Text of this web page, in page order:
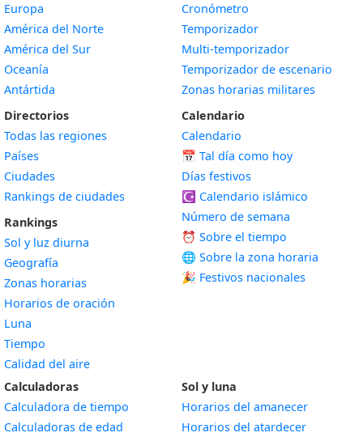
Europa
América del Norte
América del Sur
Oceanía
Antártida
Directorios
Todas las regiones
Países
Ciudades
Rankings de ciudades
Rankings
Sol y luz diurna
Geografía
Zonas horarias
Horarios de oración
Luna
Tiempo
Calidad del aire
Cronómetro
Temporizador
Multi-temporizador
Temporizador de escenario
Zonas horarias militares
Calendario
Calendario
📅 Tal día como hoy
Días festivos
☪️ Calendario islámico
Número de semana
⏰ Sobre el tiempo
🌐 Sobre la zona horaria
🎉 Festivos nacionales
Calculadoras
Calculadora de tiempo
Calculadoras de edad
Sol y luna
Horarios del amanecer
Horarios del atardecer